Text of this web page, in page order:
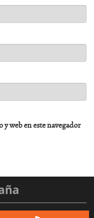
web en este navegador